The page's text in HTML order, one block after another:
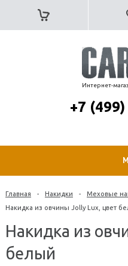
Интернет-
+7
Главная - Накидки - Меховые
Накидка из овчины Jolly Lux, цвет
Накидка из
белый